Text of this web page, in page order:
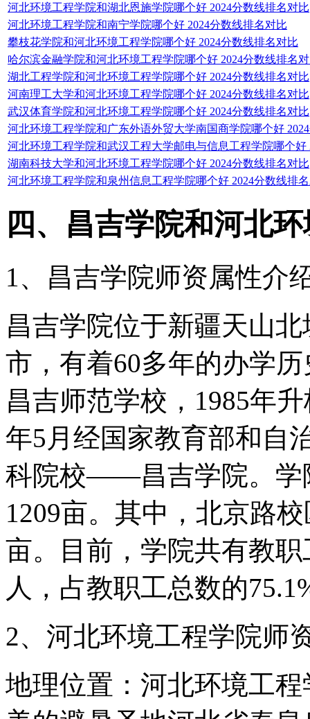
河北环境工程学院和湖北恩施学院哪个好 2024分数线排名对比
河北环境工程学院和南宁学院哪个好 2024分数线排名对比
攀枝花学院和河北环境工程学院哪个好 2024分数线排名对比
哈尔滨金融学院和河北环境工程学院哪个好 2024分数线排名
湖北工程学院和河北环境工程学院哪个好 2024分数线排名对比
河南理工大学和河北环境工程学院哪个好 2024分数线排名对比
武汉体育学院和河北环境工程学院哪个好 2024分数线排名对比
河北环境工程学院和广东外语外贸大学南国商学院哪个好
河北环境工程学院和武汉工程大学邮电与信息工程学院哪个好
湖南科技大学和河北环境工程学院哪个好 2024分数线排名对比
河北环境工程学院和泉州信息工程学院哪个好 2024分数线排
四、昌吉学院和河北
1、昌吉学院师资属性介
昌吉学院位于新疆天山
市，有着60多年的办学
昌吉师范学校，1985年
年5月经国家教育部和自
科院校——昌吉学院。学
1209亩。其中，北京路
亩。目前，学院共有教
人，占教职工总数的
2、河北环境工程学院师
地理位置：河北环境工